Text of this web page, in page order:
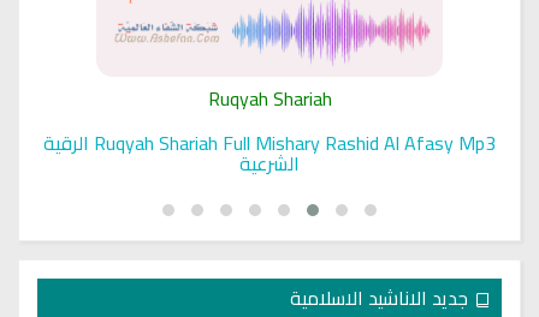
Ruqyah Shariah
Ruqyah Shariah Full Mishary Rashid Al Afasy Mp3 الرقية
الشرعية
جديد الاناشيد الاسلامية